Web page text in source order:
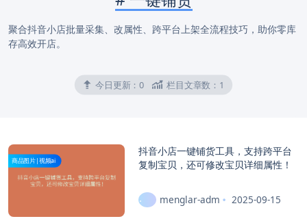
聚合抖音小店批量采集、改属性、跨平台上架全流程技巧，助你零库
存高效开店。
今日更新：0 栏目文章数： 1
商品图片|视频ai
抖音小店一键铺货工具，支持跨平台
复制宝贝，还可修改宝贝详细属性！
menglar-adm 2025-09-15